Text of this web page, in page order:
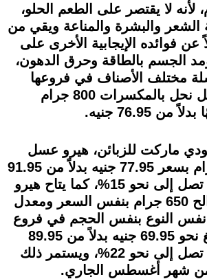
لأنه لا يقتصر على الطعم الحلو،
الشعر والبشرة والمناعة ويقي من
عن فوائده الإيجابية الأخرى على
الجسم بالطاقة وحرق الدهون،
مختلف الأصناف في فروعها
للزبائن، منها عسل نحل بالمكسرات 800 جرام
ماركت للزبائن، هيرو عسل
بالبرسيم 650 جرام بسعر 77.95 جنيه بدلاً من 91.95
جنيه بنسبة خصم تصل إلى نحو 15%، كما يتاح هيرو
عسل ربيع أو موالح 650 جرام بنفس السعر ومعدل
نفس النوع بنفس الحجم في فروع
كارفور بسعر يبلغ نحو 69.95 جنيه بدلاً من 89.95
جنيه بنسبة خصم تصل إلى نحو 22%، ويستمر ذلك